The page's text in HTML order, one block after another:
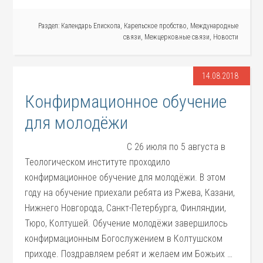
Раздел: Календарь Епископа, Карельское пробство, Международные
связи, Межцерковные связи, Новости
14.08.2018
Конфирмационное обучение
для молодёжи
С 26 июля по 5 августа в
Теологическом институте проходило
конфирмационное обучение для молодёжи. В этом
году на обучение приехали ребята из Ржева, Казани,
Нижнего Новгорода, Санкт-Петербурга, Финляндии,
Тюро, Колтушей. Обучение молодёжи завершилось
конфирмационным Богослужением в Колтушском
приходе. Поздравляем ребят и желаем им Божьих …